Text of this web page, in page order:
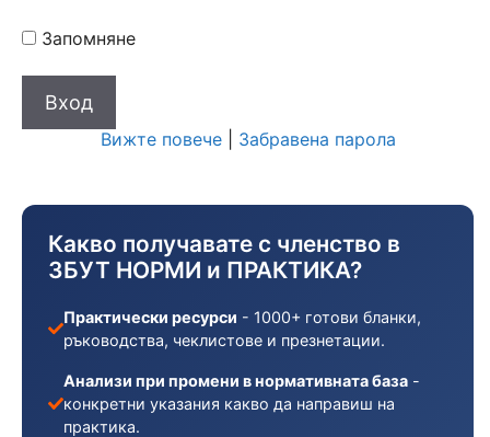
Запомняне
Вижте повече| Забравена парола
Какво получавате с членство в
ЗБУТ НОРМИ и ПРАКТИКА?
Практически ресурси - 1000+ готови бланки,
ръководства, чеклистове и презнетации.
Анализи при промени в нормативната база -
конкретни указания какво да направиш на
практика.